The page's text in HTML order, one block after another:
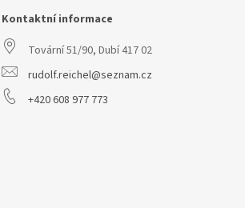
Kontaktní informace
Tovární 51/90, Dubí 417 02
rudolf.reichel@seznam.cz
+420 608 977 773